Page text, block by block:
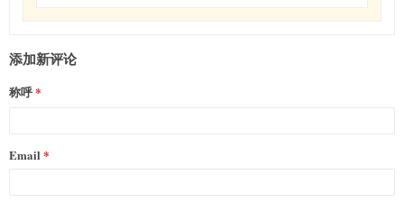
添加新评论
称呼
Email